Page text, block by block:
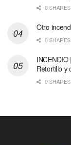
0 SHARES
Otro
0 SHARES
Retortillo y
0 SHARES